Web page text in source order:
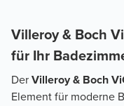
Villeroy & Boch
für Ihr
DerVilleroy & Boch
Element für moderne